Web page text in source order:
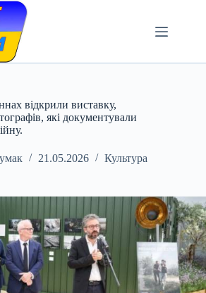
відкрили виставку,
які документували
21.05.2026 Культура